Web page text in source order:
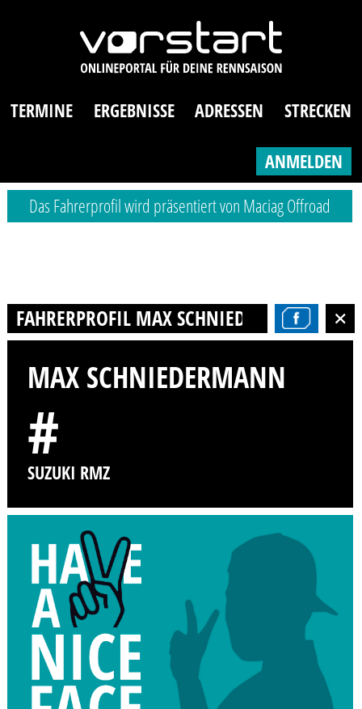
TERMINE ERGEBNISSE ADRESSEN STRECKEN
ANMELDEN
Das Fahrerprofil wird präsentiert von Maciag Offroad
FAHRERPROFIL MAX SCHNIEDERMANN
MAX SCHNIEDERMANN
#
SUZUKI RMZ